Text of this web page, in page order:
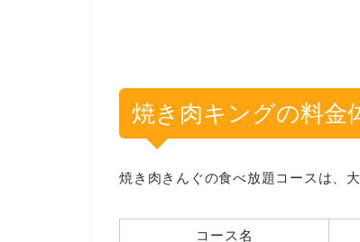
焼き肉キングの料金
焼き肉きんぐの食べ放題コースは、
コース名